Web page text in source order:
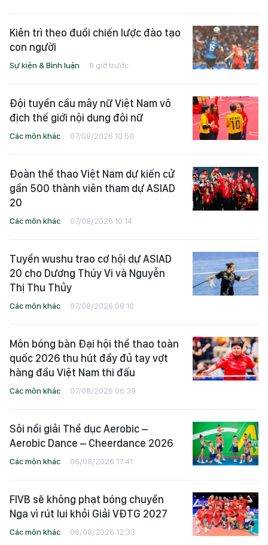
Kiên trì theo đuổi chiến lược đào tạo
con người
Sự kiện & Bình luận 9 giờ trước
Đội tuyển cầu mây nữ Việt Nam vô
địch thế giới nội dung đôi nữ
Các môn khác 07/08/2026 10:50
Đoàn thể thao Việt Nam dự kiến cử
gần 500 thành viên tham dự ASIAD
20
Các môn khác 07/08/2026 10:14
Tuyển wushu trao cơ hội dự ASIAD
20 cho Dương Thúy Vi và Nguyễn
Thị Thu Thủy
Các môn khác 07/08/2026 08:10
Môn bóng bàn Đại hội thể thao toàn
quốc 2026 thu hút đầy đủ tay vợt
hàng đầu Việt Nam thi đấu
Các môn khác 07/08/2026 06:39
Sôi nổi giải Thể dục Aerobic –
Aerobic Dance – Cheerdance 2026
Các môn khác 06/08/2026 17:41
FIVB sẽ không phạt bóng chuyền
Nga vì rút lui khỏi Giải VĐTG 2027
Các môn khác 06/08/2026 12:33